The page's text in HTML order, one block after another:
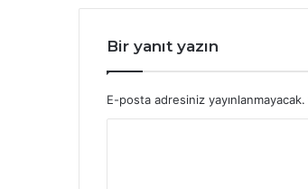
Bir yanıt yazın
E-posta adresiniz yayınlanmayacak.